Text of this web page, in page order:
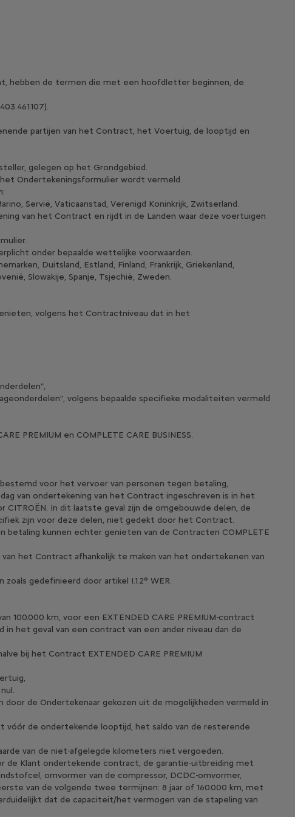
hebben de termen die met een hoofdletter beginnen, de
partijen van het Contract, het Voertuig, de looptijd en
gelegen op het Grondgebied.
Ondertekeningsformulier wordt vermeld.
Servië, Vaticaanstad, Verenigd Koninkrijk, Zwitserland.
van het Contract en rijdt in de Landen waar deze voertuigen
onder bepaalde wettelijke voorwaarden.
Duitsland, Estland, Finland, Frankrijk, Griekenland,
Slowakije, Spanje, Tsjechië, Zweden.
volgens het Contractniveau dat in het
volgens bepaalde specifieke modaliteiten vermeld
PREMIUM en COMPLETE CARE BUSINESS.
voor het vervoer van personen tegen betaling,
van ondertekening van het Contract ingeschreven is in het
In dit laatste geval zijn de omgebouwde delen, de
zijn voor deze delen, niet gedekt door het Contract.
betaling kunnen echter genieten van de Contracten COMPLETE
het Contract afhankelijk te maken van het ondertekenen van
gedefinieerd door artikel I.1.2° WER.
km, voor een EXTENDED CARE PREMIUM-contract
het geval van een contract van een ander niveau dan de
bij het Contract EXTENDED CARE PREMIUM
de Ondertekenaar gekozen uit de mogelijkheden vermeld in
vóór de ondertekende looptijd, het saldo van de resterende
van de niet-afgelegde kilometers niet vergoeden.
Klant ondertekende contract, de garantie-uitbreiding met
omvormer van de compressor, DCDC-omvormer,
van de volgende twee termijnen: 8 jaar of 160.000 km, met
dat de capaciteit/het vermogen van de stapeling van